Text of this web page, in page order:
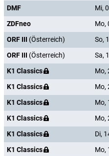
DMF
Mi,
ZDFneo
Mo,
ORF III (Österreich) So,
ORF III (Österreich) Sa,
K1 Classics
Mo,
K1 Classics
Mo,
K1 Classics
Mo,
K1 Classics
Mo,
K1 Classics
Di,
K1 Classics
Mo,